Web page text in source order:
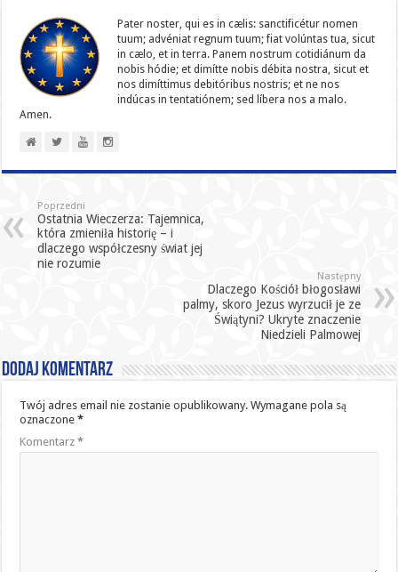
Pater noster, qui es in cælis: sanc­ti­ficétur nomen
tuum; advéniat regnum tuum; fiat volúntas tua, sicut
in cælo, et in terra. Panem nostrum cotidiánum da
nobis hódie; et dimítte nobis débita nostra, sicut et
nos dimíttimus debitóribus nostris; et ne nos
indúcas in ten­ta­tiónem; sed líbera nos a malo.
Amen.
Poprzedni
Ostatnia Wieczerza: Tajemnica,
która zmieniła historię – i
dlaczego współczesny świat jej
nie rozumie
Następny
Dlaczego Kościół błogosławi
palmy, skoro Jezus wyrzucił je ze
Świątyni? Ukryte znaczenie
Niedzieli Palmowej
Dodaj komentarz
Twój adres email nie zostanie opublikowany. Wymagane pola są
oznaczone*
Komentarz*